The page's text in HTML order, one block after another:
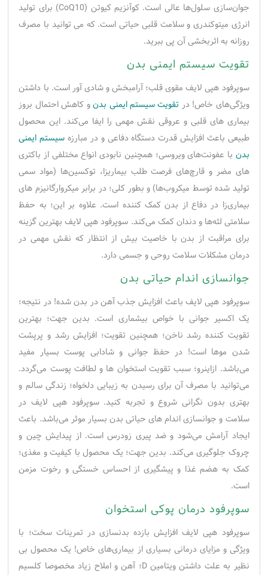
جوان‌سازی سلول‌ها عالی است. کوآنزیم کیوتن (CoQ10) برای تولید
انرژی میتوکندری و سلامت قلبی حیاتی است. که می توانید با مصرف
روزانه به اثربخشی آن پی ببرید.
تقویت سیستم ایمنی بدن
سوپرفود هپی لایف مقوی قلب؛ آرامبخش و شادی آور است. با داشتن
ویژگی‌های خاص! در تقویت سیستم ایمنی بدنو کاهش احتمال بروز
بیماری‌ های قلبی و عروقی نقش مهمی را ایفا می‌کند. این محصول
طبیعی باعث افزایش قدرت دستگاه دفاعی و در مبارزه سیستم ایمنی
بدن با عفونت‌های ویروسی؛ همچنین نابودی انواع مختلفی از باکتری
های مضر و قارچ‌های ﻓﺮﺻﺖ ﻃﻠﺐ ﺑﯿﻤﺎرﯾﺰا، توکسین‌ها (مواد سمی
تولید شده توسط میکروب‌ها) و بطور کلی؛ در برابر میکروارگانیزم های
بیماری‌زا در دفاع از بدن کمک‌ کننده است. علاوه بر این؛ به حفظ
سلامتی لثه‌ها و دندان کمک می‌کند. سوپرفود هپی لایف بهترین گزینه
برای مراقبت از بدن با خاصیت بیش از انتظار که نقش مهمی در
درمان مشکلات سلامت روحی و جسمی دارد.
جوانسازی اندام حیاتی بدن
سوپرفود هپی لایف باعث افزایش جذب آهن در بدن شده! در نتیجه؛
یک اکسیر جوانی با خواص بیشماری است. بدین جهت؛ بهترین
تقویت کننده رشد ناخن؛ همچنین تقویت؛ افزایش رشد و پرپشت
شدن موها است! در حفظ جوانی و شادابی پوست بسیار مفید
می‌باشد. ازاینرو؛ سبب تقویت استخوان ها و لطافت پوست می‌گردد.
می‌توانید با مصرف آن برای رسیدن به زیبایی دلخواه؛ زندگی سالم و
بهتری بدون نگرانی شروع و تجربه کنید. سوپرفود هپی لایف در
سلامت و جوانسازی اندام های حیاتی بدن بسیار موثر می‌باشد. باعث
ایجاد آرامش می‌شود و ضد پیری زودرس است. از پیدایش چین و
چروک جلوگیری می‌کند. بدین جهت؛ یک محصول با کیفیت و مغذی؛
کمک به هضم غذا و پیشگیری از احساس خستگی و رخوت مزمن
است.
سوپرفود درمان پوکی استخوان
سوپرفود هپی لایف افزایش بازده بدنسازی در تمرینات سخت؛ با
ویژگی و مزایای درمانی بسیاری از بیماری‌های خاص! یک محصول بی
نظیر به علت داشتن ویتامین‌ D؛ آهن و املاح زیاد مخصوصا کلسیم